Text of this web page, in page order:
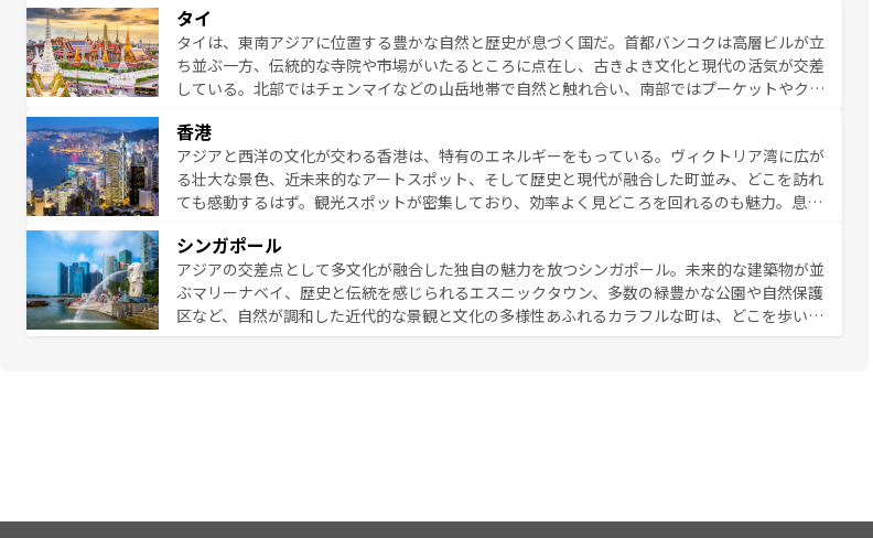
まないベトナム料理も魅力のひとつ。フォーやバインミー、ベトナムコーヒーなどは、ぜひ現
地で味わいたい。どの地域を訪れてもあたたかい人々が旅行者を迎えてくれるので、きっと忘
れられない旅になるはずだ。 なお、新着のベトナム情報はコンテンツ一覧を参照してほし
い。
タイ
タイは、東南アジアに位置する豊かな自然と歴史が息づく国だ。首都バンコクは高層ビルが立
ち並ぶ一方、伝統的な寺院や市場がいたるところに点在し、古きよき文化と現代の活気が交差
している。北部ではチェンマイなどの山岳地帯で自然と触れ合い、南部ではプーケットやクラ
ら高級レストランまで味覚を刺激する。気候は一年中温暖で、どの季節にも異なる楽しみが待
っている。親しみやすいタイの人々、仏教を中心とした文化、そして多様な観光資源が、訪れ
る旅人を魅了し続ける。 なお、新着のタイ情報はコンテンツ一覧を参照してほしい。
香港
アジアと西洋の文化が交わる香港は、特有のエネルギーをもっている。ヴィクトリア湾に広が
る壮大な景色、近未来的なアートスポット、そして歴史と現代が融合した町並み、どこを訪れ
ても感動するはず。観光スポットが密集しており、効率よく見どころを回れるのも魅力。息を
報はコンテンツ一覧
シンガポール
アジアの交差点として多文化が融合した独自の魅力を放つシンガポール。未来的な建築物が並
ぶマリーナベイ、歴史と伝統を感じられるエスニックタウン、多数の緑豊かな公園や自然保護
区など、自然が調和した近代的な景観と文化の多様性あふれるカラフルな町は、どこを歩いて